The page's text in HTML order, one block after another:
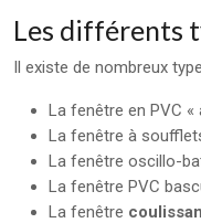
Les différents
Il existe de nombreux
La fenêtre en PVC
La fenêtre à
La fenêtre oscillo-
La fenêtre PVC
La fenêtre